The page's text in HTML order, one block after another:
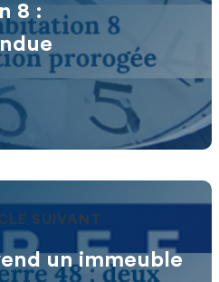
8 :
SUIVANT
un immeuble